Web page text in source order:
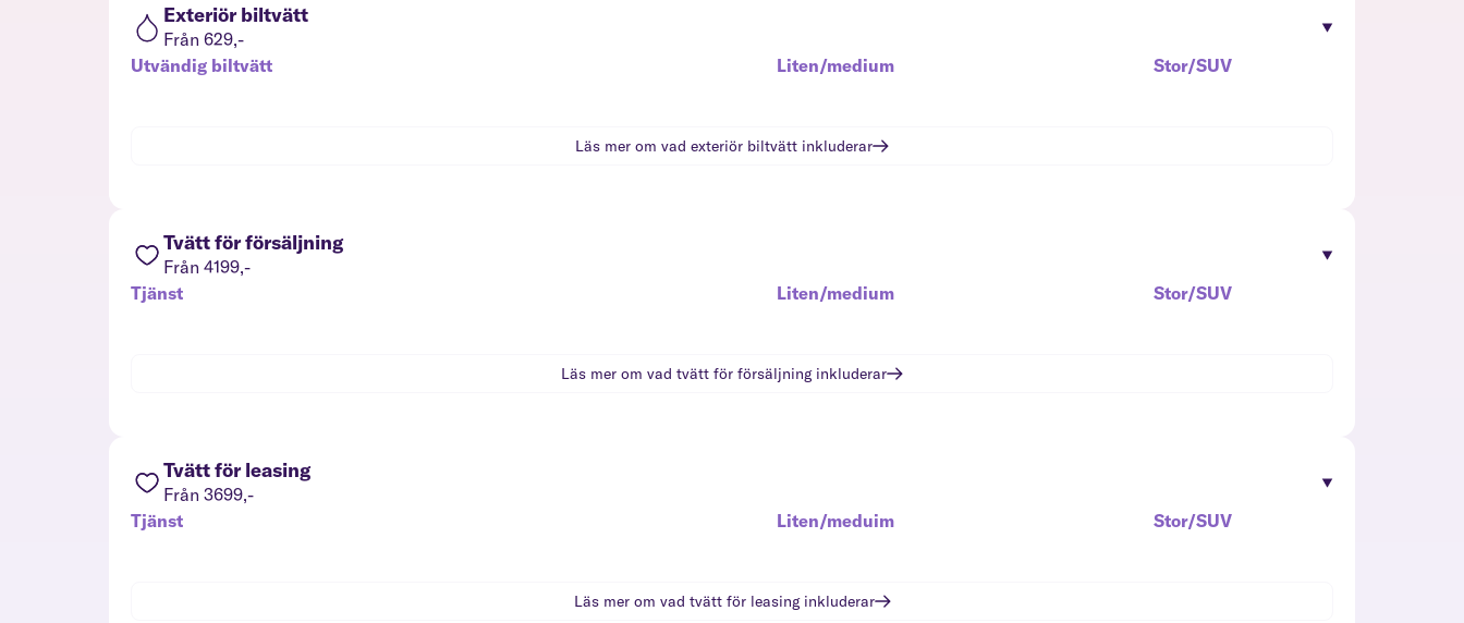
Exteriör biltvätt
Från 629,-
Utvändig biltvätt
Liten/medium Stor/SUV
Läs mer om vad exteriör biltvätt inkluderar
Tvätt för försäljning
Från 4199,-
Tjänst
Liten/medium Stor/SUV
Läs mer om vad tvätt för försäljninginkluderar
Tvätt för leasing
Från 3699,-
Tjänst
Liten/meduim Stor/SUV
Läs mer om vad tvätt för leasinginkluderar